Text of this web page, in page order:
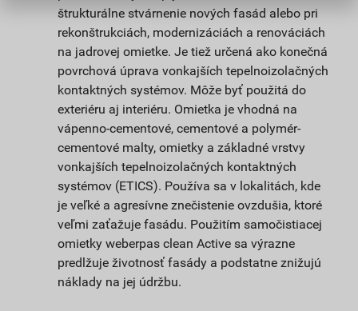
štrukturálne stvárnenie nových fasád alebo pri
rekonštrukciách, modernizáciách a renováciách
na jadrovej omietke. Je tiež určená ako konečná
povrchová úprava vonkajších tepelnoizolačných
kontaktných systémov. Môže byť použitá do
exteriéru aj interiéru. Omietka je vhodná na
vápenno-cementové, cementové a polymér-
cementové malty, omietky a základné vrstvy
vonkajších tepelnoizolačných kontaktných
systémov (ETICS). Používa sa v lokalitách, kde
je veľké a agresívne znečistenie ovzdušia, ktoré
veľmi zaťažuje fasádu. Použitím samočistiacej
omietky weberpas clean Active sa výrazne
predlžuje životnosť fasády a podstatne znižujú
náklady na jej údržbu.